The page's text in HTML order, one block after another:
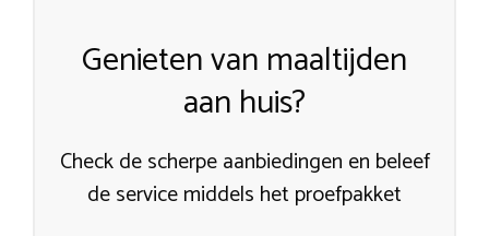
Genieten van maaltijden
aan huis?
Check de scherpe aanbiedingen en beleef
de service middels het proefpakket